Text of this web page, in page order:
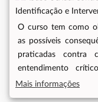
O curso tem como
as possíveis
praticadas contra
entendimento
procedimentos de
Mais informações